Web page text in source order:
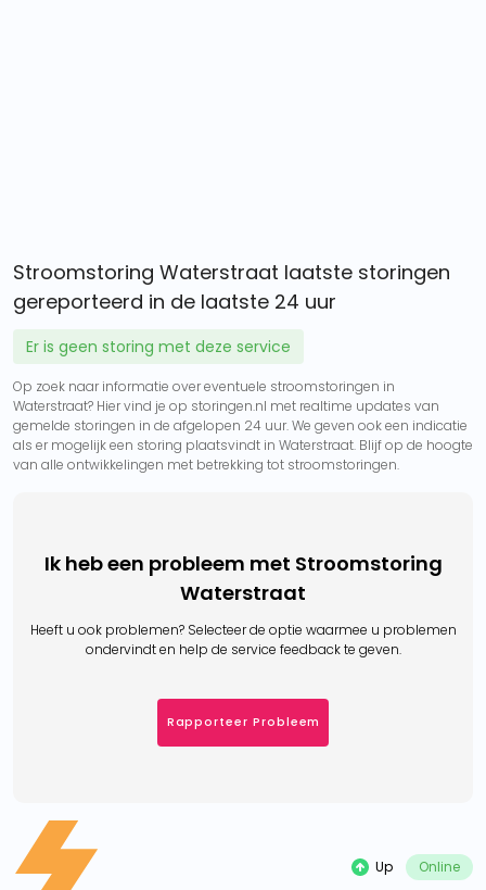
Stroomstoring Waterstraat laatste storingen
gereporteerd in de laatste 24 uur
Er is geen storing met deze service
Op zoek naar informatie over eventuele stroomstoringen in
Waterstraat? Hier vind je op storingen.nl met realtime updates van
gemelde storingen in de afgelopen 24 uur. We geven ook een indicatie
als er mogelijk een storing plaatsvindt in Waterstraat. Blijf op de hoogte
van alle ontwikkelingen met betrekking tot stroomstoringen.
Ik heb een probleem met Stroomstoring
Waterstraat
Heeft u ook problemen? Selecteer de optie waarmee u problemen
ondervindt en help de service feedback te geven.
Rapporteer Probleem
Up Online